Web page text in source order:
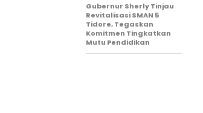
Gubernur Sherly Tinjau
Revitalisasi SMAN 5
Tidore, Tegaskan
Komitmen Tingkatkan
Mutu Pendidikan